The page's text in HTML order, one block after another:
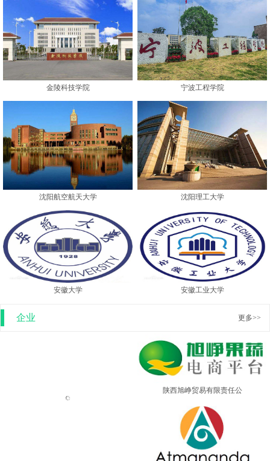
金陵科技学院 宁波工程学院
沈阳航空航天大学 沈阳理工大学
安徽大学 安徽工业大学
企业 更多>>
陕西旭峥贸易有限责任公